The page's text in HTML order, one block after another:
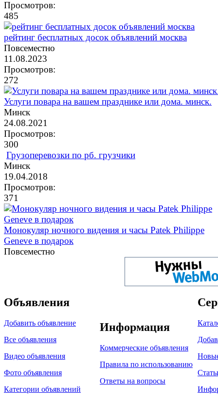
Просмотров:
485
рейтинг бесплатных досок объявлений москва
Повсеместно
11.08.2023
Просмотров:
272
Услуги повара на вашем празднике или дома. минск.
Минск
24.08.2021
Просмотров:
300
Грузоперевозки по рб. грузчики
Минск
19.04.2018
Просмотров:
371
Монокуляр ночного видения и часы Patek Philippe
Geneve в подарок
Повсеместно
Объявления
Добавить объявление
Все объявления
Видео объявления
Фото объявления
Категории объявлений
Информация
Коммерческие объявления
Правила по использованию
Ответы на вопросы